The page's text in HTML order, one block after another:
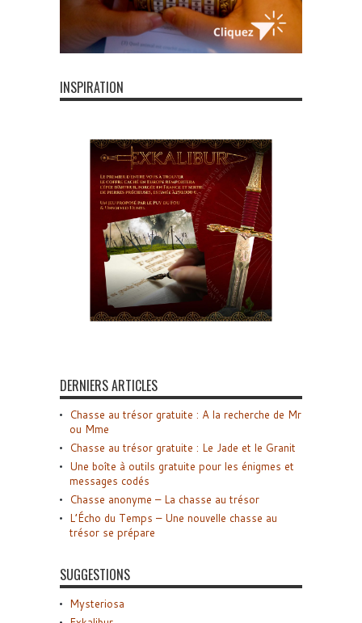
INSPIRATION
DERNIERS ARTICLES
Chasse au trésor gratuite : A la recherche de Mr
ou Mme
Chasse au trésor gratuite : Le Jade et le Granit
Une boîte à outils gratuite pour les énigmes et
messages codés
Chasse anonyme – La chasse au trésor
L’Écho du Temps – Une nouvelle chasse au
trésor se prépare
SUGGESTIONS
Mysteriosa